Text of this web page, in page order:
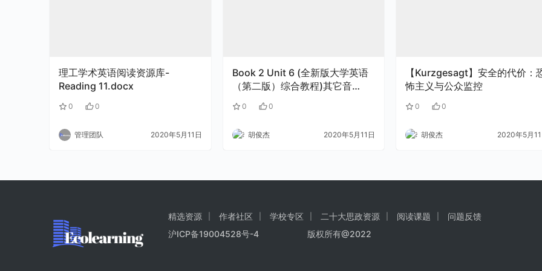
理工学术英语阅读资源库-
Reading 11.docx
0 0
管理团队 2020年5月11日
Book 2 Unit 6 (全新版大学英语
（第二版）综合教程)其它音
（视）频.zip
0 0
胡俊杰 2020年5月11日
【Kurzgesagt】安全的代价：
怖主义与公众监控
0 0
胡俊杰 2020年5月
精选资源 作者社区 学校专区 二十大思政资源 阅读课题
问题反馈
沪ICP备19004528号-4
版权所有@2022